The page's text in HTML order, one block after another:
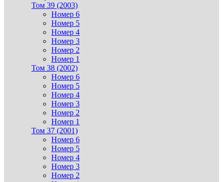
Том 39 (2003)
Номер 6
Номер 5
Номер 4
Номер 3
Номер 2
Номер 1
Том 38 (2002)
Номер 6
Номер 5
Номер 4
Номер 3
Номер 2
Номер 1
Том 37 (2001)
Номер 6
Номер 5
Номер 4
Номер 3
Номер 2